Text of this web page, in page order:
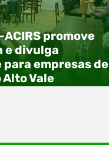
ACIRS promove
e divulga
empresas de
Vale